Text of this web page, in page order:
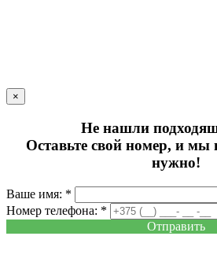
×
Не нашли
Оставьте свой номер, и мы
нужно!
Ваше имя: *
Номер телефона: *
Отправить